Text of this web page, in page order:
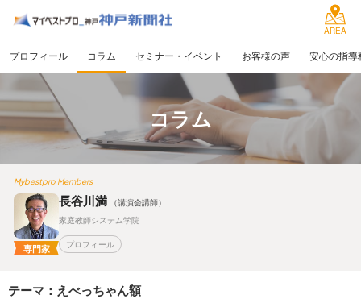
AREA
プロフィール コラム セミナー・イベント お客様の声 安心の指導
コラム
Mybestpro Members
専門家
長谷川満
（講演会講師）
家庭教師システム学院
プロフィール
テーマ：えべっちゃん額